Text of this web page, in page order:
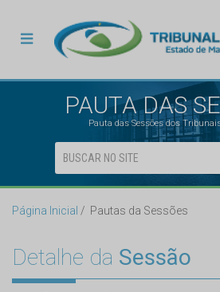
PAUTA DAS
Pauta das Sessões dos
Página Inicial Pautas da Sessões
Detalhe da Sessão